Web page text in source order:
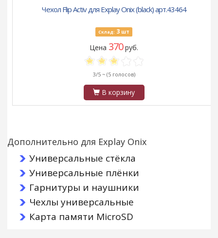
Чехол Flip Activ для Explay Onix (black) арт.43464
Склад: 3 шт
Цена 370руб.
3/5 ~ (5 голосов)
В корзину
Дополнительно для Explay Onix
Универсальные стёкла
Универсальные плёнки
Гарнитуры и наушники
Чехлы универсальные
Карта памяти MicroSD